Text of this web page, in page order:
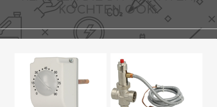
KOCHTEN OOK..